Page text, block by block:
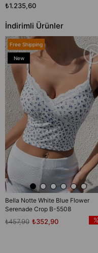
₺1.235,60
İndirimli Ürünler
Bella Notte White Blue Flower
Serenade Crop B-5508
₺352,90
₺457,90
Free Shipping
New